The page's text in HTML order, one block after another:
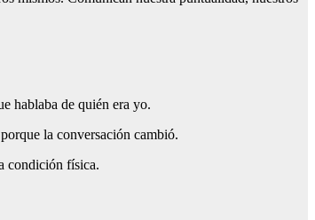
hablaba de quién era yo.
la conversación cambió.
condición física.